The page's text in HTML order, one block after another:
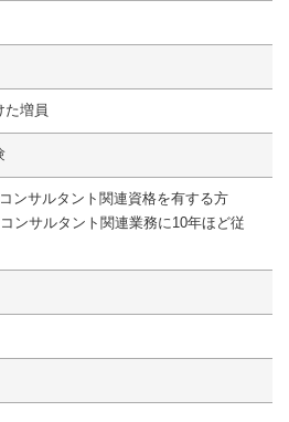
た増員
ンサルタント関連資格を有する方
ンサルタント関連業務に10年ほど従